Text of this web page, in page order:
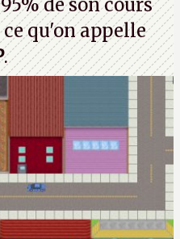
de son cours
qu'on appelle
.